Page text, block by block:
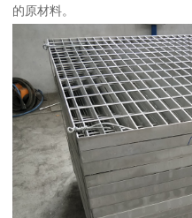
的原材料。